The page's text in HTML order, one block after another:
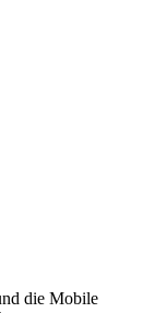
die Mobile